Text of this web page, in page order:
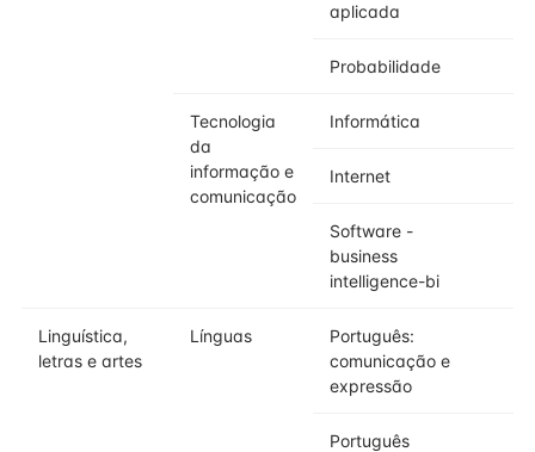
aplicada
Probabilidade
Tecnologia
da
informação e
comunicação
Informática
Internet
Software -
business
intelligence-bi
Linguística,
letras e artes
Línguas
Português:
comunicação e
expressão
Português